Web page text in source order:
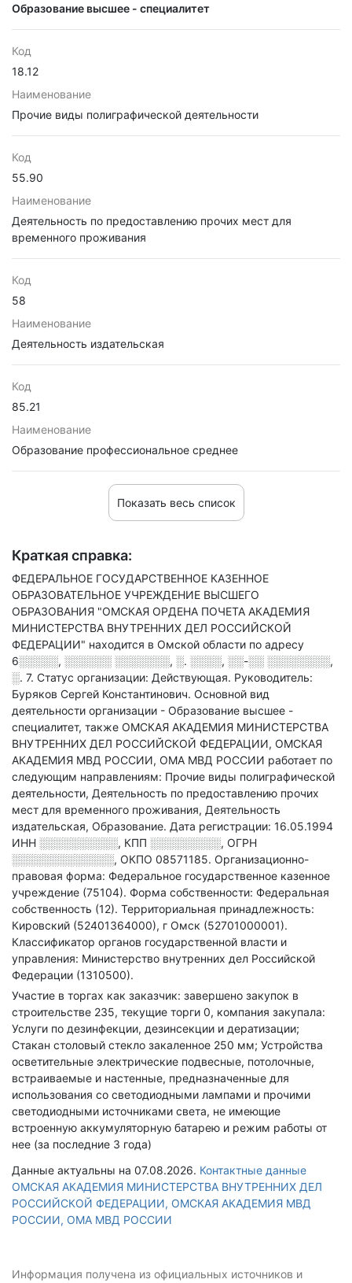
Образование высшее - специалитет
Код
18.12
Наименование
Прочие виды полиграфической деятельности
Код
55.90
Наименование
Деятельность по предоставлению прочих мест для
временного проживания
Код
58
Наименование
Деятельность издательская
Код
85.21
Наименование
Образование профессиональное среднее
Показать весь список
Краткая справка:
ФЕДЕРАЛЬНОЕ ГОСУДАРСТВЕННОЕ КАЗЕННОЕ
ОБРАЗОВАТЕЛЬНОЕ УЧРЕЖДЕНИЕ ВЫСШЕГО
ОБРАЗОВАНИЯ "ОМСКАЯ ОРДЕНА ПОЧЕТА АКАДЕМИЯ
МИНИСТЕРСТВА ВНУТРЕННИХ ДЕЛ РОССИЙСКОЙ
ФЕДЕРАЦИИ" находится в Омской области по адресу
6░░░░░, ░░░░░░ ░░░░░░░, ░. ░░░░, ░░-░░ ░░░░░░░░,
░. 7. Статус организации: Действующая. Руководитель:
Буряков Сергей Константинович. Основной вид
деятельности организации - Образование высшее -
специалитет, также ОМСКАЯ АКАДЕМИЯ МИНИСТЕРСТВА
ВНУТРЕННИХ ДЕЛ РОССИЙСКОЙ ФЕДЕРАЦИИ, ОМСКАЯ
АКАДЕМИЯ МВД РОССИИ, ОМА МВД РОССИИ работает по
следующим направлениям: Прочие виды полиграфической
деятельности, Деятельность по предоставлению прочих
мест для временного проживания, Деятельность
издательская, Образование. Дата регистрации: 16.05.1994
ИНН ░░░░░░░░░░, КПП ░░░░░░░░░, ОГРН
░░░░░░░░░░░░░, ОКПО 08571185. Организационно-
правовая форма: Федеральное государственное казенное
учреждение (75104). Форма собственности: Федеральная
собственность (12). Территориальная принадлежность:
Кировский (52401364000), г Омск (52701000001).
Классификатор органов государственной власти и
управления: Министерство внутренних дел Российской
Федерации (1310500).
Участие в торгах как заказчик: завершено закупок в
строительстве 235, текущие торги 0, компания закупала:
Услуги по дезинфекции, дезинсекции и дератизации;
Стакан столовый стекло закаленное 250 мм; Устройства
осветительные электрические подвесные, потолочные,
встраиваемые и настенные, предназначенные для
использования со светодиодными лампами и прочими
светодиодными источниками света, не имеющие
встроенную аккумуляторную батарею и режим работы от
нее (за последние 3 года)
Данные актуальны на 07.08.2026. Контактные данные
ОМСКАЯ АКАДЕМИЯ МИНИСТЕРСТВА ВНУТРЕННИХ ДЕЛ
РОССИЙСКОЙ ФЕДЕРАЦИИ, ОМСКАЯ АКАДЕМИЯ МВД
РОССИИ, ОМА МВД РОССИИ
Информация получена из официальных источников и